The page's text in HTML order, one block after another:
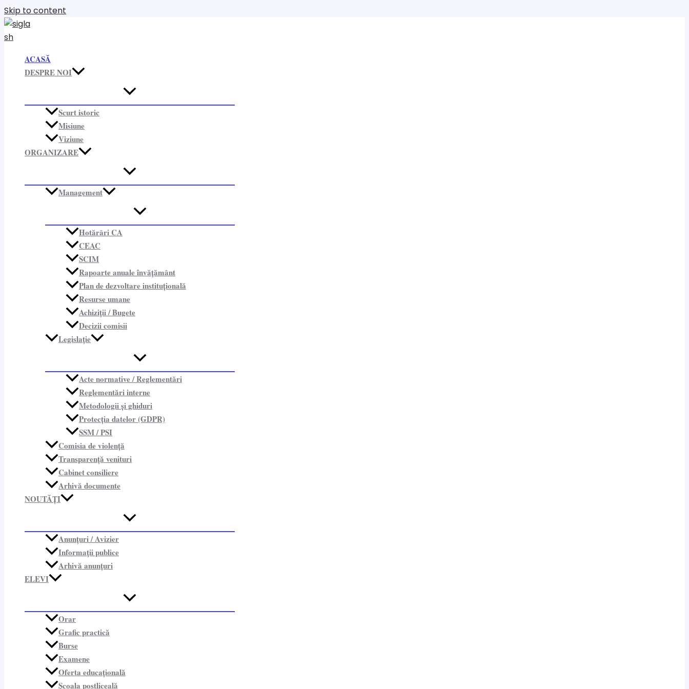
Skip to content
ACASĂ
DESPRE NOI
Scurt istoric
Misiune
Viziune
ORGANIZARE​
Management
Hotărâri CA
CEAC
SCIM
Rapoarte anuale învățământ
Plan de dezvoltare instituțională
Resurse umane
Achiziții / Bugete
Decizii comisii
Legislație
Acte normative / Reglementări
Reglementări interne
Metodologii și ghiduri
Protecția datelor (GDPR)
SSM / PSI
Comisia de violență
Transparență venituri
Cabinet consiliere​
Arhivă documente
NOUTĂȚI
Anunțuri / Avizier
Informații publice​
Arhivă anunțuri
ELEVI
Orar
Grafic practică
Burse
Examene
Oferta educațională
Școala postliceală